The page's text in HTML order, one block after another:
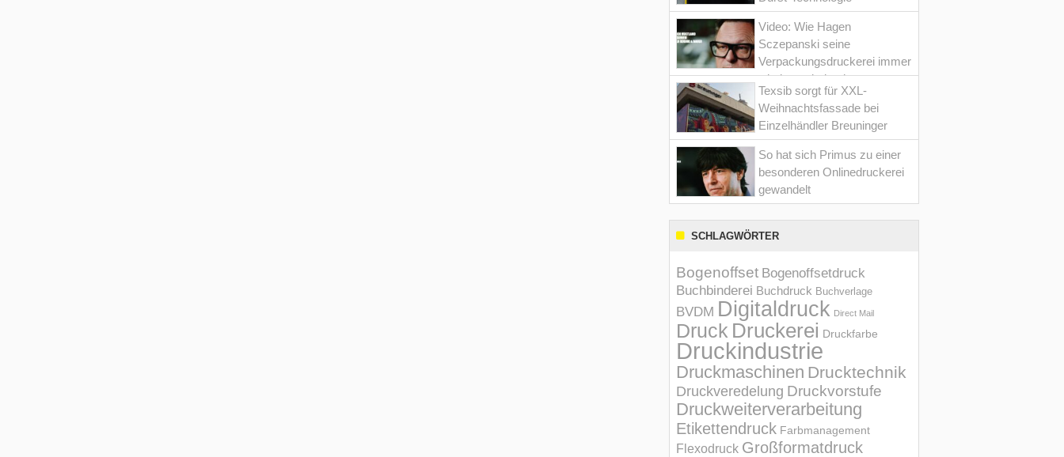
Video: Wie Hagen
Sczepanski seine
Verpackungsdruckerei immer
wieder optimiert hat
Texsib sorgt für XXL-
Weihnachtsfassade bei
Einzelhändler Breuninger
So hat sich Primus zu einer
besonderen Onlinedruckerei
gewandelt
SCHLAGWÖRTER
Bogenoffset Bogenoffsetdruck
Buchbinderei Buchdruck Buchverlage
BVDM Digitaldruck Direct Mail
Druck Druckerei Druckfarbe
Druckindustrie
Druckmaschinen Drucktechnik
Druckveredelung Druckvorstufe
Druckweiterverarbeitung
Etikettendruck Farbmanagement
Flexodruck Großformatdruck